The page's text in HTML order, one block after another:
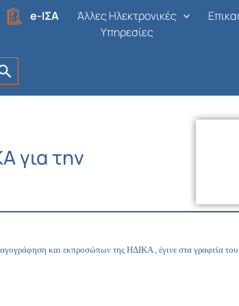
e-ΙΣΑ
Άλλες Ηλεκτρονικές
Υπηρεσίες
για την
και εκπροσώπων της ΗΔΙΚΑ , έγινε στα γραφεία